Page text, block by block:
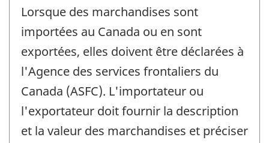
Lorsque des marchandises sont
importées au Canada ou en sont
exportées, elles doivent être déclarées à
l'Agence des services frontaliers du
Canada (ASFC). L'importateur ou
l'exportateur doit fournir la description
et la valeur des marchandises et préciser